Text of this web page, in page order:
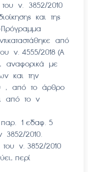
του ν. 3852/2010
και της
από
ν. 4555/2018 (Α
αναφορικά με
και την
, από το άρθρο
από το ν
παρ. 1 εδαφ. 5
2010.
ν. 3852/2010
περί